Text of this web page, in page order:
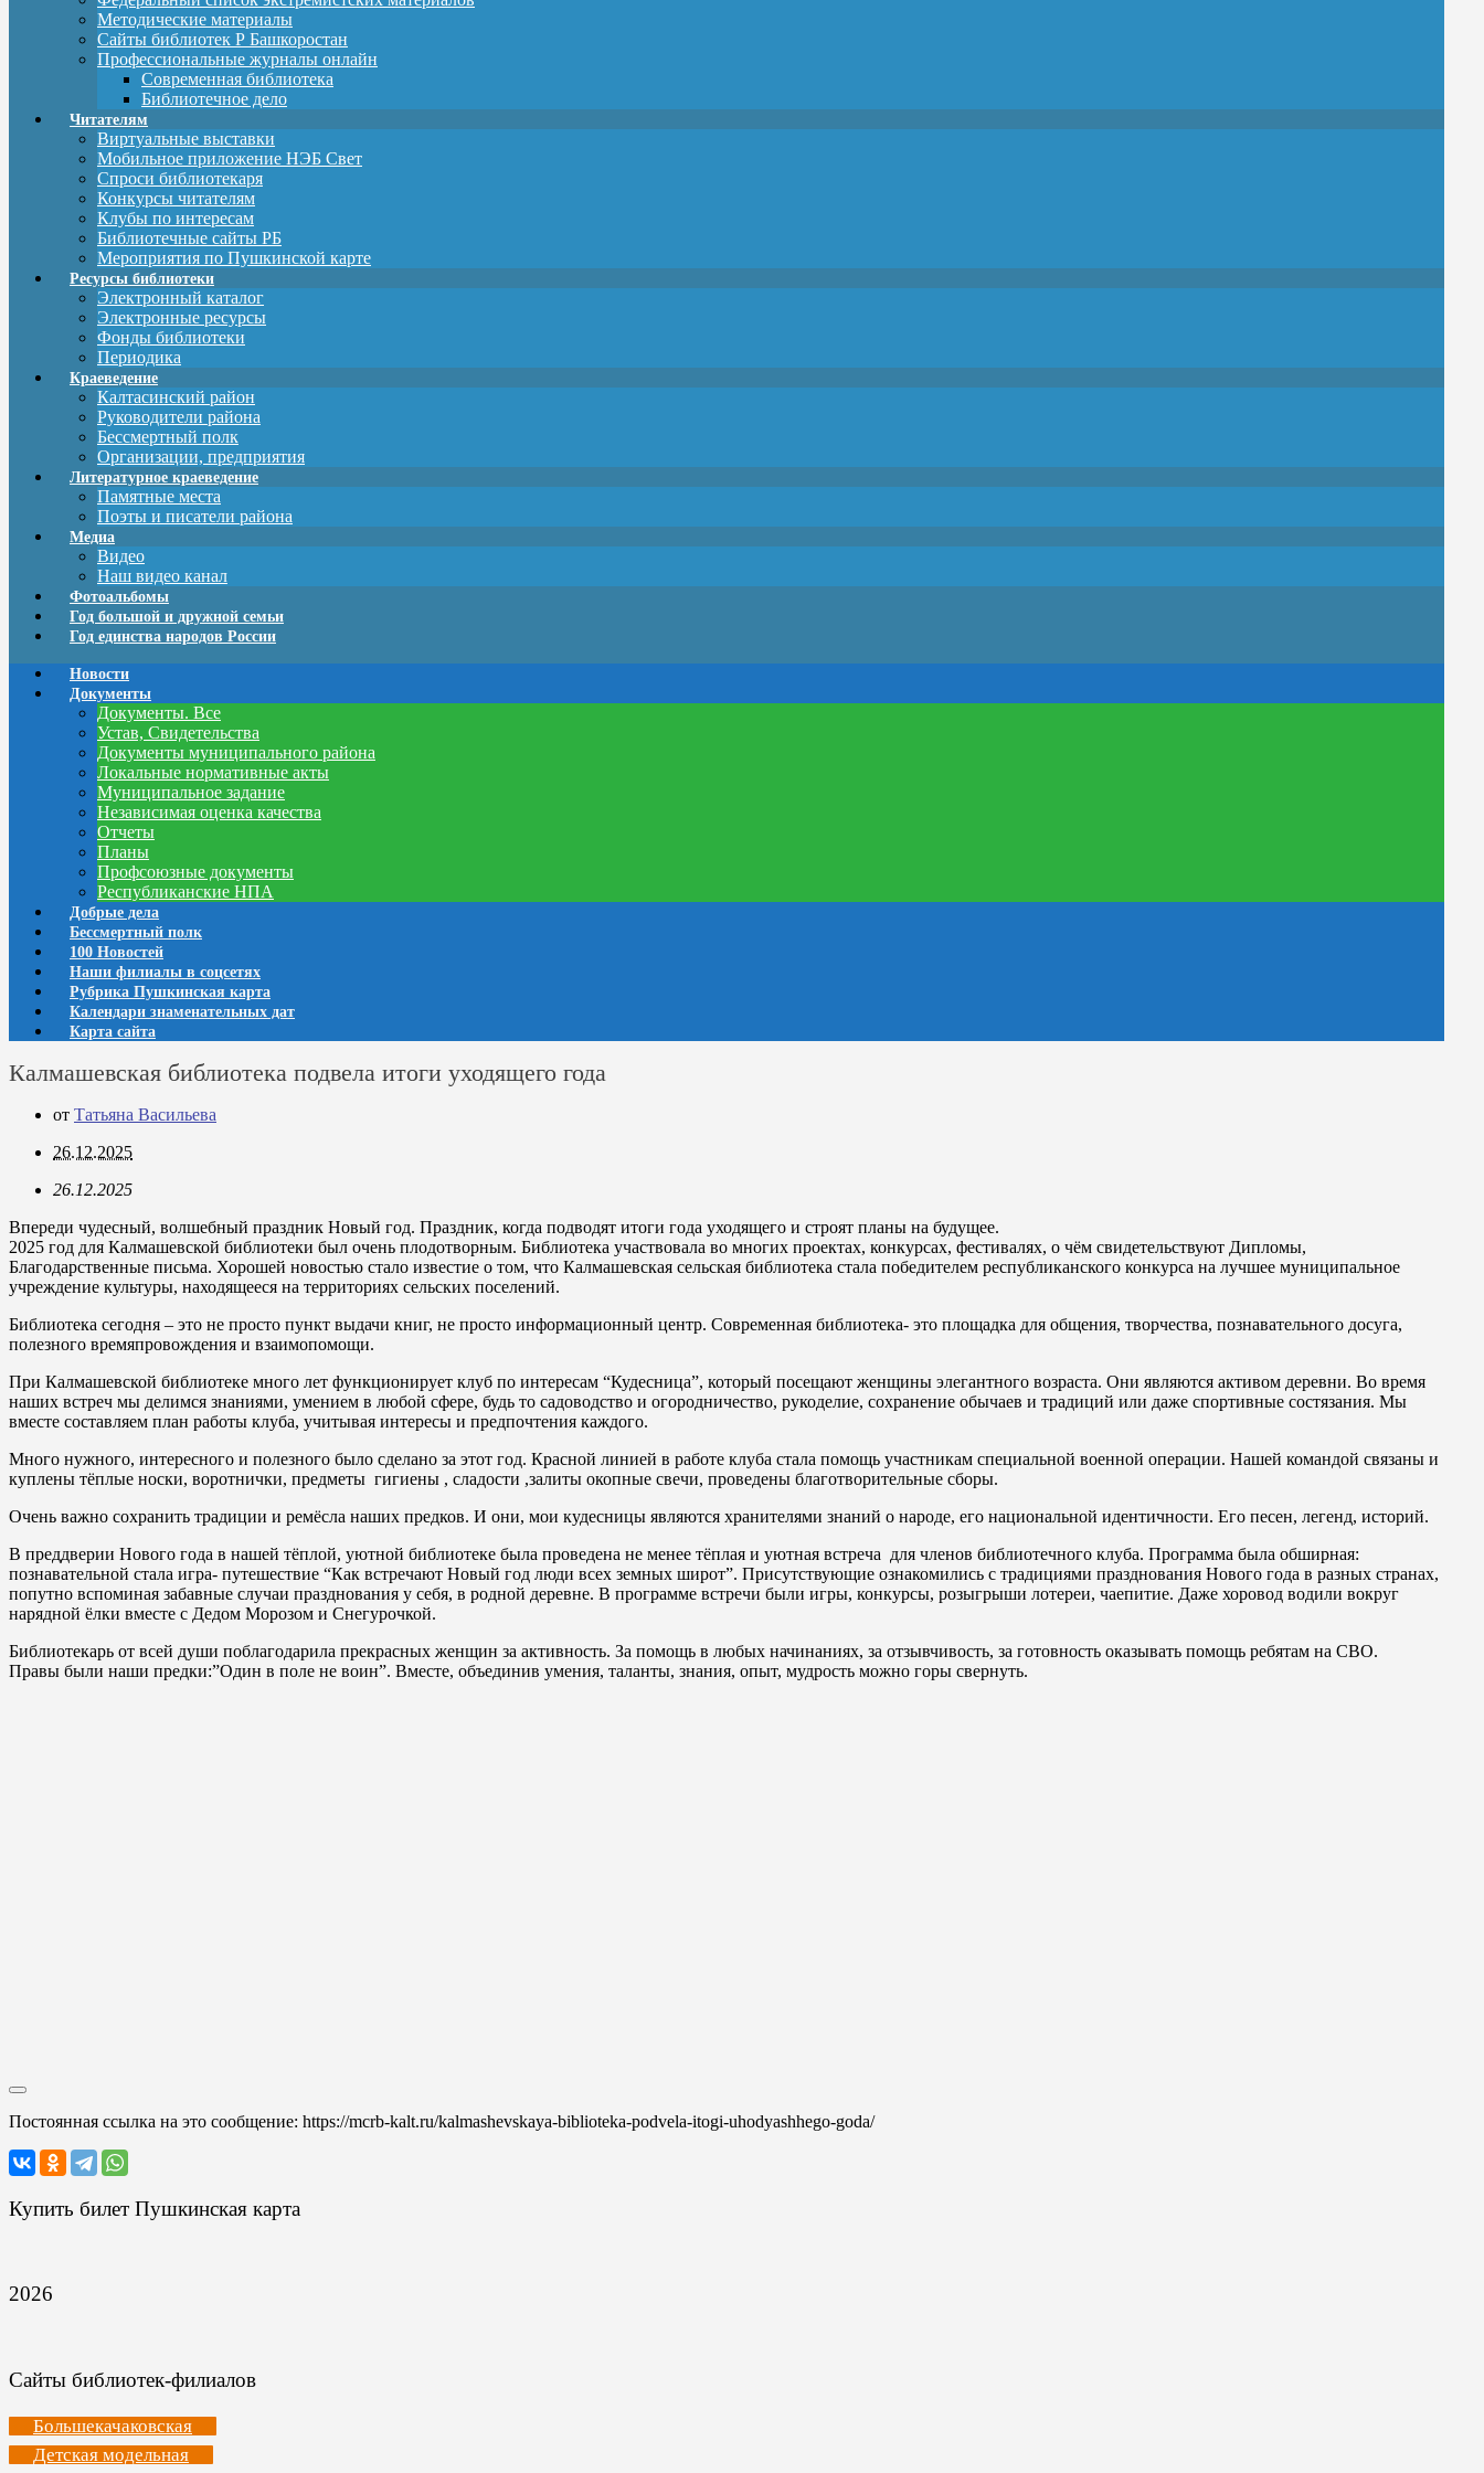
Методические материалы
Сайты библиотек Р Башкоростан
Профессиональные журналы онлайн
Современная библиотека
Библиотечное дело
Читателям
Виртуальные выставки
Мобильное приложение НЭБ Свет
Спроси библиотекаря
Конкурсы читателям
Клубы по интересам
Библиотечные сайты РБ
Мероприятия по Пушкинской карте
Ресурсы библиотеки
Электронный каталог
Электронные ресурсы
Фонды библиотеки
Периодика
Краеведение
Калтасинский район
Руководители района
Бессмертный полк
Организации, предприятия
Литературное краеведение
Памятные места
Поэты и писатели района
Медиа
Видео
Наш видео канал
Фотоальбомы
Год большой и дружной семьи
Год единства народов России
Новости
Документы
Документы. Все
Устав, Свидетельства
Документы муниципального района
Локальные нормативные акты
Муниципальное задание
Независимая оценка качества
Отчеты
Планы
Профсоюзные документы
Республиканские НПА
Добрые дела
Бессмертный полк
100 Новостей
Наши филиалы в соцсетях
Рубрика Пушкинская карта
Календари знаменательных дат
Карта сайта
Калмашевская библиотека подвела итоги уходящего года
от Татьяна Васильева
26.12.2025
26.12.2025
Впереди чудесный, волшебный праздник Новый год. Праздник, когда подводят итоги года уходящего и строят планы на будущее.
2025 год для Калмашевской библиотеки был очень плодотворным. Библиотека участвовала во многих проектах, конкурсах, фестивалях, о чём свидетельствуют Дипломы,
Благодарственные письма. Хорошей новостью стало известие о том, что Калмашевская сельская библиотека стала победителем республиканского конкурса на лучшее муниципальное
учреждение культуры, находящееся на территориях сельских поселений.
Библиотека сегодня – это не просто пункт выдачи книг, не просто информационный центр. Современная библиотека- это площадка для общения, творчества, познавательного досуга,
полезного времяпровождения и взаимопомощи.
При Калмашевской библиотеке много лет функционирует клуб по интересам “Кудесница”, который посещают женщины элегантного возраста. Они являются активом деревни. Во время
наших встреч мы делимся знаниями, умением в любой сфере, будь то садоводство и огородничество, рукоделие, сохранение обычаев и традиций или даже спортивные состязания. Мы
вместе составляем план работы клуба, учитывая интересы и предпочтения каждого.
Много нужного, интересного и полезного было сделано за этот год. Красной линией в работе клуба стала помощь участникам специальной военной операции. Нашей командой связаны и
куплены тёплые носки, воротнички, предметы гигиены , сладости ,залиты окопные свечи, проведены благотворительные сборы.
Очень важно сохранить традиции и ремёсла наших предков. И они, мои кудесницы являются хранителями знаний о народе, его национальной идентичности. Его песен, легенд, историй.
В преддверии Нового года в нашей тёплой, уютной библиотеке была проведена не менее тёплая и уютная встреча для членов библиотечного клуба. Программа была обширная:
познавательной стала игра- путешествие “Как встречают Новый год люди всех земных широт”. Присутствующие ознакомились с традициями празднования Нового года в разных странах,
попутно вспоминая забавные случаи празднования у себя, в родной деревне. В программе встречи были игры, конкурсы, розыгрыши лотереи, чаепитие. Даже хоровод водили вокруг
нарядной ёлки вместе с Дедом Морозом и Снегурочкой.
Библиотекарь от всей души поблагодарила прекрасных женщин за активность. За помощь в любых начинаниях, за отзывчивость, за готовность оказывать помощь ребятам на СВО.
Правы были наши предки:”Один в поле не воин”. Вместе, объединив умения, таланты, знания, опыт, мудрость можно горы свернуть.
Постоянная ссылка на это сообщение: https://mcrb-kalt.ru/kalmashevskaya-biblioteka-podvela-itogi-uhodyashhego-goda/
Купить билет Пушкинская карта
2026
Сайты библиотек-филиалов
Большекачаковская
Детская модельная